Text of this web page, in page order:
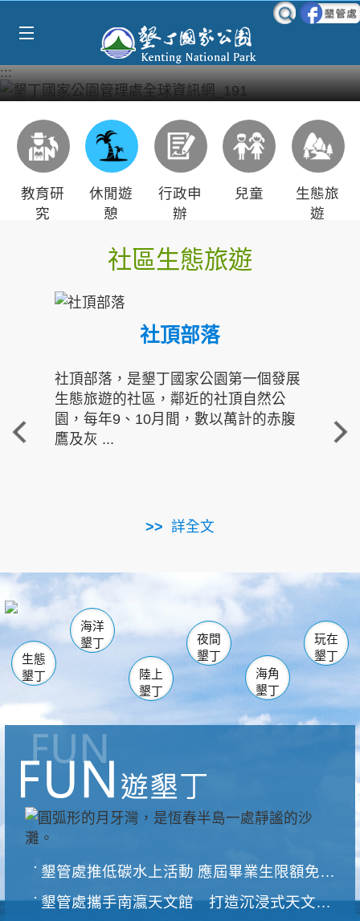
:::
教育研
究
休閒遊
憩
行政申
辦
兒童
生態旅
遊
社區生態旅遊
社頂部落
社頂部落，是墾丁國家公園第一個發展
生態旅遊的社區，鄰近的社頂自然公
園，每年9、10月間，數以萬計的赤腹
鷹及灰 ...
詳全文
重
走進
南仁湖
海生館
恆春 佳樂水
龍鑾潭自然中心 森林遊樂區
瓊麻館
關山 墾管處遊客中心
社頂公園 風吹沙
船帆石
白砂 龍磐公園
香蕉灣
砂島
鵝鑾鼻
生態
墾丁
海洋
墾丁
陸上
墾丁
夜間
墾丁
海角
墾丁
玩在
墾丁
墾管處推低碳水上活動 應屆畢業生限額免費參加
墾管處攜手南瀛天文館 打造沉浸式天文探索營隊